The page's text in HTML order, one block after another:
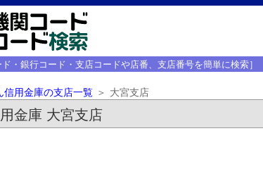
ド・銀行コード・支店コードや店番、支店番号を簡単に検索］
信用金庫の支店一覧 大宮支店
金庫 大宮支店